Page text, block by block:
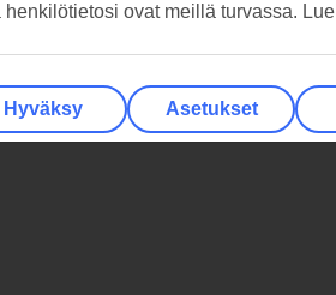
henkilötietosi ovat meillä turvassa. Lue
Hyväksy Asetukset